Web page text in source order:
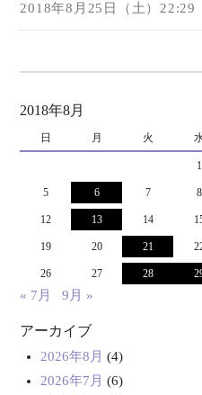
2018年8月25日（土）22:29
2018年8月
日 月 火
1
5 6 7 8
12 13 14
19 20 21
26 27 28
« 7月 9月 »
アーカイブ
2026年8月 (4)
2026年7月 (6)